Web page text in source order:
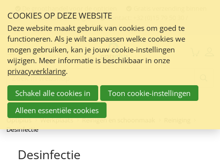
links
over
Spring
naar
de
inhoud
Spring
naar
navigatie
Nederland en Belgie
Contact:
info@optiplus.nl
Menu
Zoeken:
Optiplus Werkplaats Reinigen en schoonmaak
Desinfectie
Desinfectie
COOKIES OP DEZE WEBSITE
Deze website maakt gebruik van cookies om goed te
functioneren. Als je wilt aanpassen welke cookies we
mogen gebruiken, kan je jouw cookie-instellingen
wijzigen. Meer informatie is beschikbaar in onze
privacyverklaring.
Schakel alle cookies in
Toon cookie-instellingen
Alleen essentiële cookies